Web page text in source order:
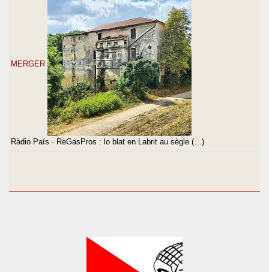
MERGER
Ràdio País · ReGasPros : lo blat en Labrit au sègle (…)